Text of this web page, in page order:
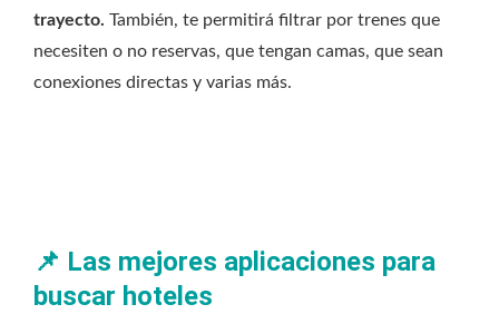
trayecto. También, te permitirá filtrar por trenes que
necesiten o no reservas, que tengan camas, que sean
conexiones directas y varias más.
📌 Las mejores aplicaciones para
buscar hoteles